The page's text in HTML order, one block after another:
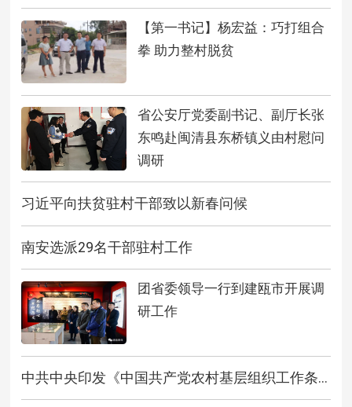
【第一书记】杨宏益：巧打组合
拳 助力整村脱贫
省公安厅党委副书记、副厅长张
东鸣赴闽清县东桥镇义由村慰问
调研
习近平向扶贫驻村干部致以新春问候
南安选派29名干部驻村工作
团省委领导一行到建瓯市开展调
研工作
中共中央印发《中国共产党农村基层组织工作条...